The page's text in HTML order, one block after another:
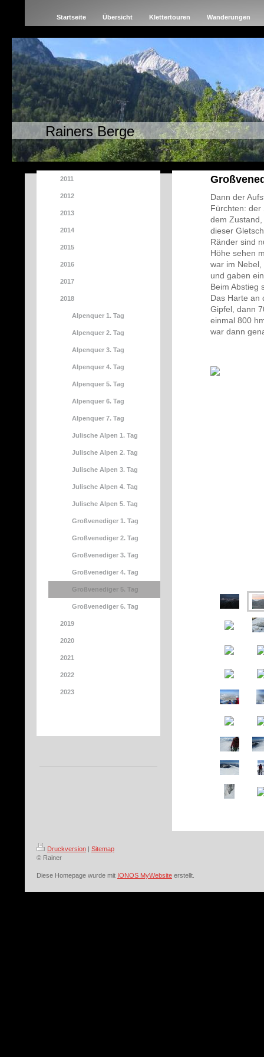
Startseite Übersicht Klettertouren Wanderungen
Rainers Berge
2011
2012
2013
2014
2015
2016
2017
2018
Alpenquer 1. Tag
Alpenquer 2. Tag
Alpenquer 3. Tag
Alpenquer 4. Tag
Alpenquer 5. Tag
Alpenquer 6. Tag
Alpenquer 7. Tag
Julische Alpen 1. Tag
Julische Alpen 2. Tag
Julische Alpen 3. Tag
Julische Alpen 4. Tag
Julische Alpen 5. Tag
Großvenediger 1. Tag
Großvenediger 2. Tag
Großvenediger 3. Tag
Großvenediger 4. Tag
Großvenediger 5. Tag
Großvenediger 6. Tag
2019
2020
2021
2022
2023
Dann der
Fürchten: der
dem
dieser
Ränder sind
Höhe sehen
war im
und gaben
Beim Abstieg
Das Harte an
Gipfel, dann
einmal 800
war dann
Druckversion | Sitemap
© Rainer
Diese Homepage wurde mit IONOS MyWebsite erstellt.